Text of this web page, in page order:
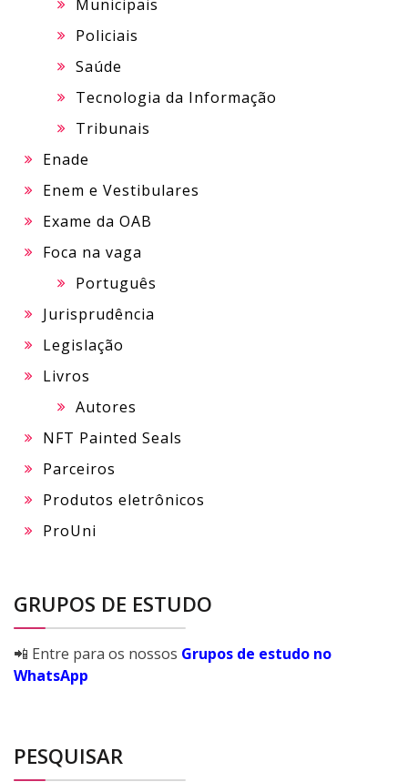
Municipais
Policiais
Saúde
Tecnologia da Informação
Tribunais
Enade
Enem e Vestibulares
Exame da OAB
Foca na vaga
Português
Jurisprudência
Legislação
Livros
Autores
NFT Painted Seals
Parceiros
Produtos eletrônicos
ProUni
GRUPOS DE ESTUDO
📲 Entre para os nossos Grupos de estudo no
WhatsApp
PESQUISAR